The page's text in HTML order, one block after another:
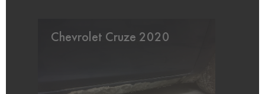
Chevrolet Cruze 2020